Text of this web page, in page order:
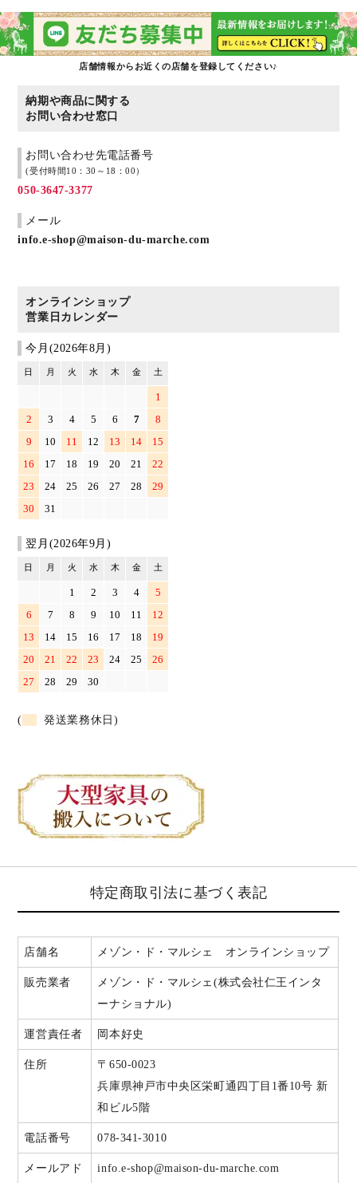
店舗情報からお近くの店舗を登録してください♪
納期や商品に関する
お問い合わせ窓口
お問い合わせ先電話番号
(受付時間10：30～18：00）
050-3647-3377
メール
info.e-shop@maison-du-marche.com
オンラインショップ
営業日カレンダー
今月(2026年8月)
日 月 火 水 木 金 土
1
2
3 4 5 6 7
8
9
10 11 12 13 14
15
16
17 18 19 20 21
22
23
24 25 26 27 28
29
30
31
翌月(2026年9月)
日 月 火 水 木 金 土
1 2 3 4
5
6
7 8 9 10 11
12
13
14 15 16 17 18
19
20
21 22 23 24 25
26
27
28 29 30
( 発送業務休日)
特定商取引法に基づく表記
店舗名 メゾン・ド・マルシェ オンラインショップ
販売業者
メゾン・ド・マルシェ(株式会社仁王インタ
ーナショナル)
運営責任者 岡本好史
住所
〒650-0023
兵庫県神戸市中央区栄町通四丁目1番10号 新
和ビル5階
電話番号 078-341-3010
メールアド
info.e-shop@maison-du-marche.com